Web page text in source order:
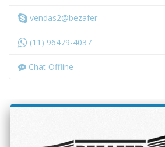
vendas2@bezafer
(11) 96479-4037
Chat Offline